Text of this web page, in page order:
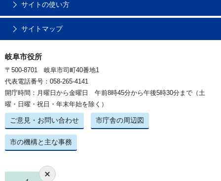
サイトの使い方
サイトマップ
岐阜市役所
〒500-8701 岐阜市司町40番地1
代表電話番号：058-265-4141
開庁時間：月曜日から金曜日 午前8時45分から午後5時30分まで（土
曜・日曜・祝日・年末年始を除く）
ご意見・お問い合わせ 市庁舎の周辺図
市の機構と主な事務